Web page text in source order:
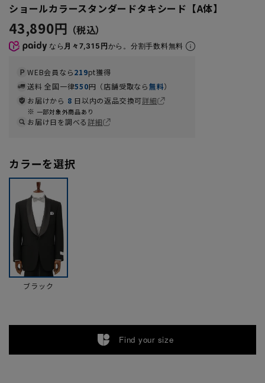
ショールカラースタンダードタキシード【A体】
43,890円
なら 月々7,315円から。分割手数料無料
WEB会員なら219pt獲得
送料 全国一律550円（店舗受取なら無料）
お届けから 8 日以内の返品交換可詳細
一部対象外商品あり
お届け日を調べる詳細
カラーを選択
ブラック
Find your size